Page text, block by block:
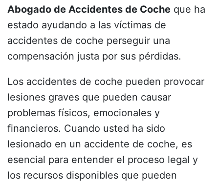
Abogado de Accidentes de Coche que ha
estado ayudando a las víctimas de
accidentes de coche perseguir una
compensación justa por sus pérdidas.
Los accidentes de coche pueden provocar
lesiones graves que pueden causar
problemas físicos, emocionales y
financieros. Cuando usted ha sido
lesionado en un accidente de coche, es
esencial para entender el proceso legal y
los recursos disponibles que pueden